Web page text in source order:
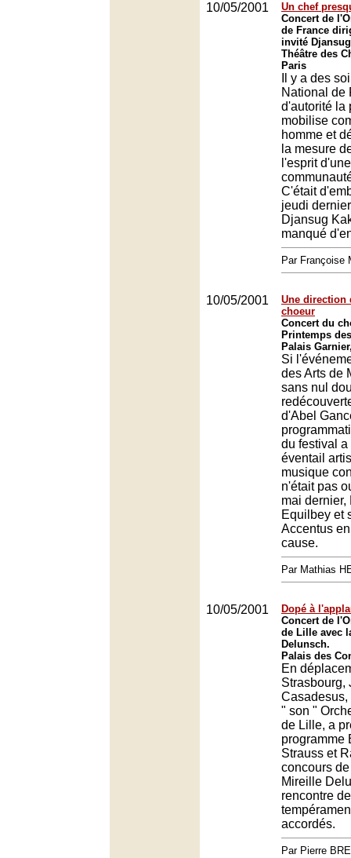
10/05/2001
Un chef
Concert de
de France
invité
Théâtre des
Paris
Il y a des
National de
d'autorité la
mobilise
homme et
la mesure
l'esprit
C'était
jeudi
Djansug
manqué
Par Françoise
10/05/2001
Une direction
choeur
Concert du
Printemps
Palais
Si
des Arts de
sans nul
d'Abel
du festival a
éventail
musique
n'était pas
mai dernier,
Equilbey et
Accentus
cause.
Par Mathias
10/05/2001
Dopé à
Concert de
de Lille avec
Delunsch.
Palais des
En
Strasbourg,
Casadesus,
" son "
de Lille, a
programme
Strauss et
concours
Mireille
rencontre
accordés.
Par Pierre